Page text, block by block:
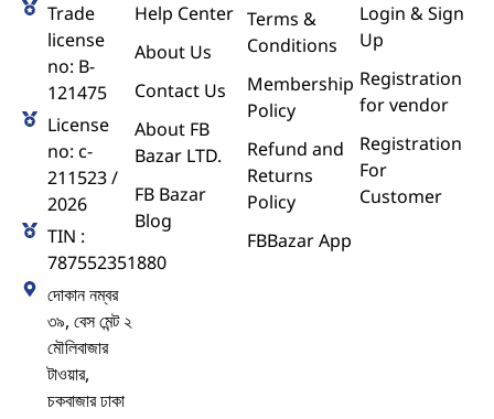
Trade
license
no: B-
121475
License
no: c-
211523 /
2026
TIN :
787552351880
দোকান নম্বর
৩৯, বেস মেন্ট ২
মৌলিবাজার
টাওয়ার,
চকবাজার ঢাকা
Help Center
About Us
Contact Us
About FB
Bazar LTD.
FB Bazar
Blog
Terms &
Conditions
Membership
Policy
Refund and
Returns
Policy
FBBazar App
Login & Sign
Up
Registration
for vendor
Registration
For
Customer